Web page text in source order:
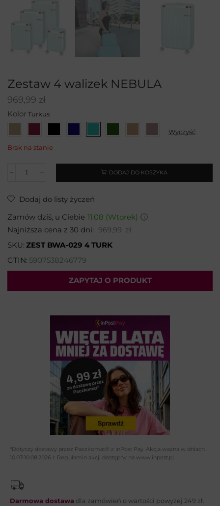
Zestaw 4 walizek NEBULA
969,99 zł
Kolor
Wyczyść
Brak na stanie
DODAJ DO KOSZYKA
Dodaj do listy życzeń
Zamów dziś, u Ciebie 11.08 (Wtorek) ⓘ
Najniższa cena z 30 dni:
969,99 zł
SKU: ZEST BWA-029 4 TURK
GTIN: 5907538246779
ZAPYTAJ O PRODUKT
Wybierz temat:
Imię i nazwisko*:
Adres email*:
Wiadomość*:
*Dotyczy dostawy przez Paczkomat® z InPost Pay. Akcja ważna w dniach
10.07-10.08.2026 r. Regulamin akcji dostępny na www.inpost.pl
Darmowa dostawa dla zamówień o wartości powyżej 249 zł.